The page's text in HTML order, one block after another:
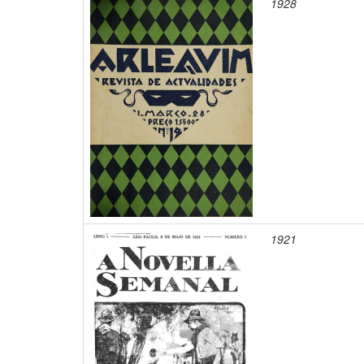
1928
1921